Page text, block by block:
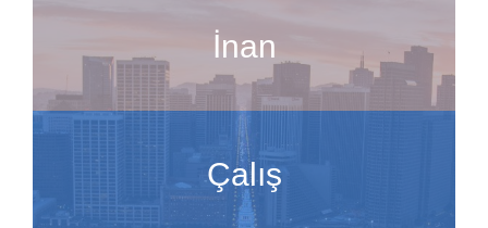
İnan
Çalış